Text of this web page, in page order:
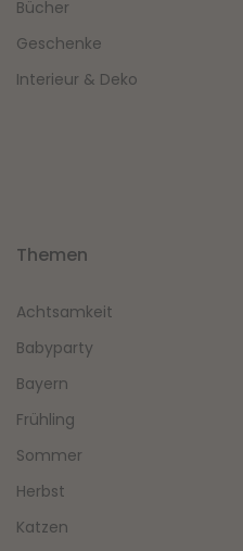
Bücher
Geschenke
Interieur & Deko
Themen
Achtsamkeit
Babyparty
Bayern
Frühling
Sommer
Herbst
Katzen